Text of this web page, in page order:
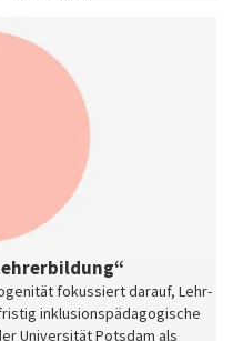
fokussiert darauf, Lehr-
inklusionspädagogische
Universität Potsdam als